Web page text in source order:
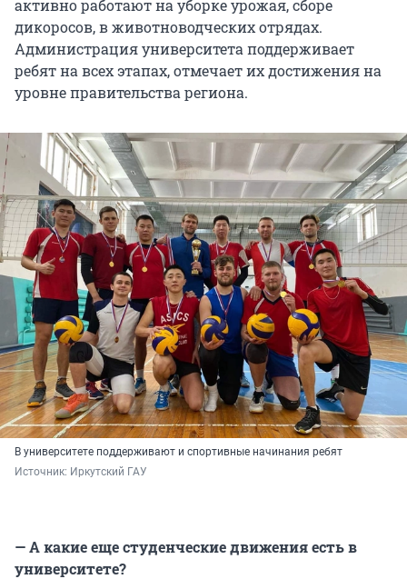
активно работают на уборке урожая, сборе
дикоросов, в животноводческих отрядах.
Администрация университета поддерживает
ребят на всех этапах, отмечает их достижения на
уровне правительства региона.
В университете поддерживают и спортивные начинания ребят
Источник: Иркутский ГАУ
— А какие еще студенческие движения есть в
университете?